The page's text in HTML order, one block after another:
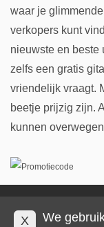
waar je
verkopers kunt
nieuwste en beste
zelfs een gratis
vriendelijk vraagt.
beetje prijzig zijn.
kunnen
Privacy en cookies
X
We